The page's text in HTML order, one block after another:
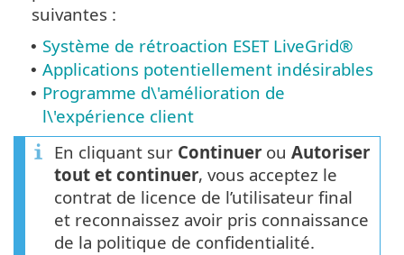
suivantes :
• Système de rétroaction ESET LiveGrid®
• Applications potentiellement indésirables
• Programme d\'amélioration de
l\'expérience client
En cliquant sur Continuer ou Autoriser
tout et continuer, vous acceptez le
contrat de licence de l’utilisateur final
et reconnaissez avoir pris connaissance
de la politique de confidentialité.